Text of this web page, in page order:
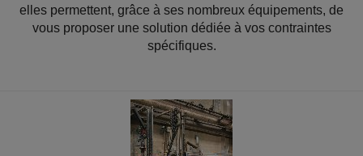
elles permettent, grâce à ses nombreux équipements, de
vous proposer une solution dédiée à vos contraintes
spécifiques.